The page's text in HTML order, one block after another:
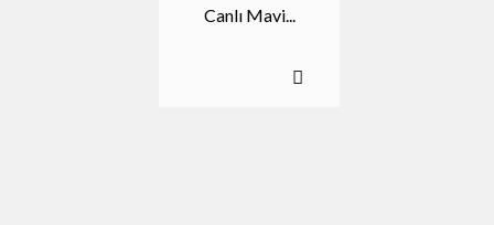
Canlı Mavi...